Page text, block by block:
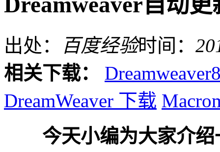
出处： 百度经验时间：
相关下载：
DreamWeaver 下载
今天小编为大家介